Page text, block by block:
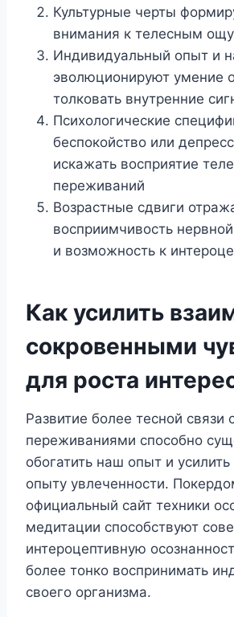
Культурные черты
внимания к телесным
Индивидуальный опыт и
эволюционируют умение
толковать внутренние
Психологические
беспокойство или
искажать восприятие
переживаний
Возрастные сдвиги
восприимчивость
и возможность к
Как усилить
сокровенными
для роста
Развитие более тесной связи
переживаниями способно
обогатить наш опыт и усилить
опыту увлеченности.
официальный сайт техники
медитации способствуют
интероцептивную
более тонко воспринимать
своего организма.